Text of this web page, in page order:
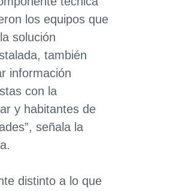
los equipos que
solución
también
información
con la
y habitantes de
señala la
distinto a lo que